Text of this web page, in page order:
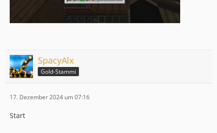
SpacyAlx
Gold-Stammi
17. Dezember 2024 um 07:16
Start